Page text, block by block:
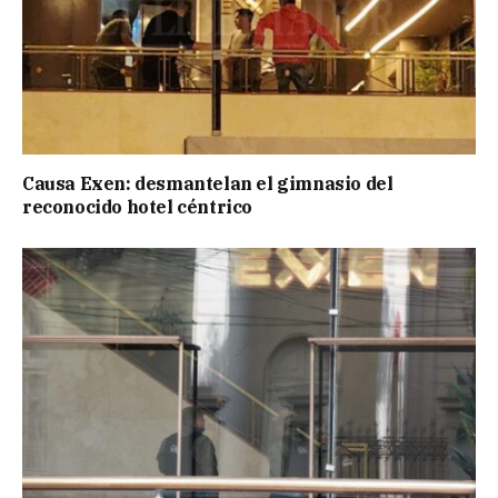
Causa Exen: desmantelan el gimnasio del
reconocido hotel céntrico